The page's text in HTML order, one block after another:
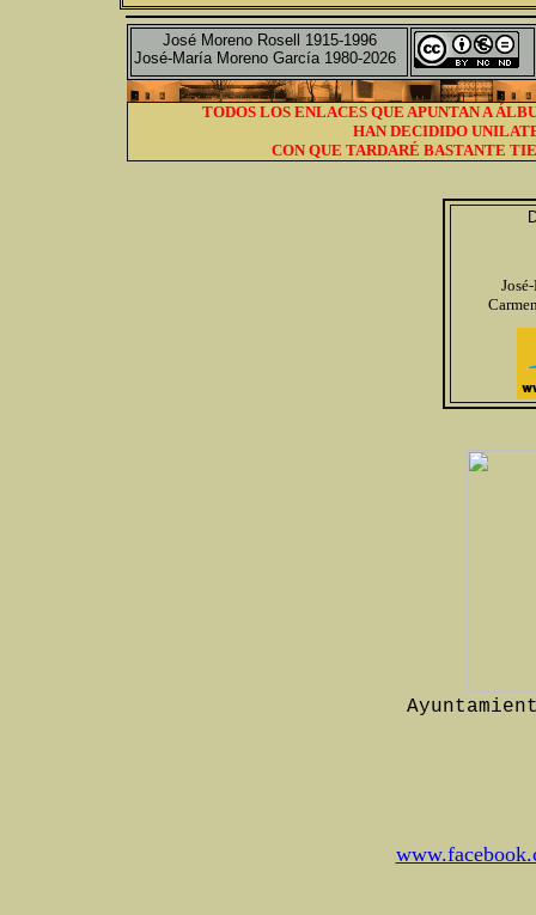
José Moreno Rosell 1915-1996
José-María Moreno García 1980-2026
TODOS LOS ENLACES QUE APUNTAN A
HAN DECIDIDO
CON QUE TARDARÉ BASTANTE